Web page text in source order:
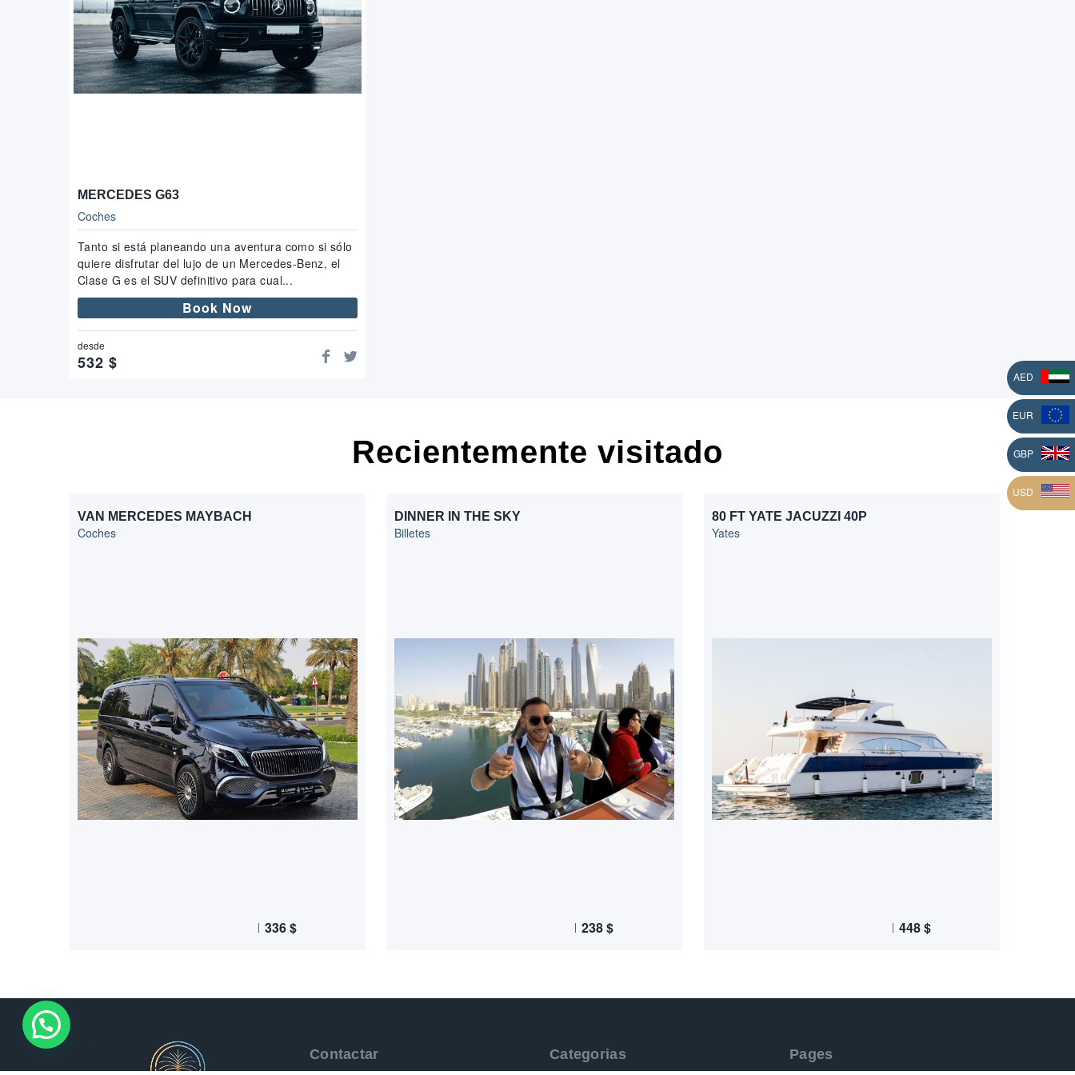
MERCEDES G63
Coches
Tanto si está planeando una aventura como si sólo
quiere disfrutar del lujo de un Mercedes-Benz, el
Clase G es el SUV definitivo para cual...
Book Now
desde
532 $
Recientemente visitado
VAN MERCEDES MAYBACH
Coches
336$
DINNER IN THE SKY
Billetes
238$
80 FT YATE JACUZZI 40P
Yates
448$
Contactar Categorias Pages
AED
EUR
GBP
USD